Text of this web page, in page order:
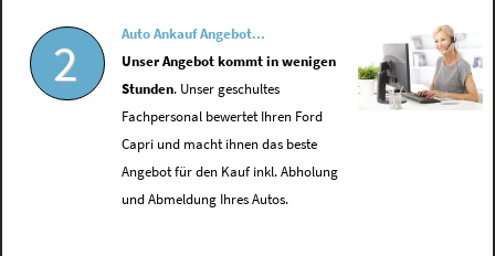
2
Auto Ankauf Angebot...
Unser Angebot kommt in wenigen
Stunden. Unser geschultes
Fachpersonal bewertet Ihren Ford
Capri und macht ihnen das beste
Angebot für den Kauf inkl. Abholung
und Abmeldung Ihres Autos.